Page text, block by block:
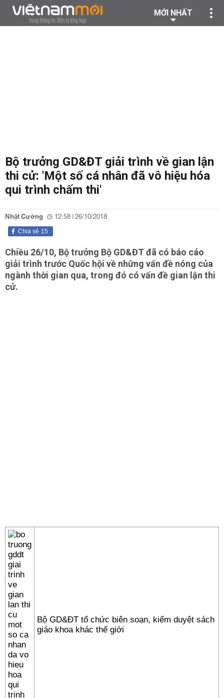
MỚI NHẤT
Bộ trưởng GD&ĐT giải trình về gian lận
thi cử: 'Một số cá nhân đã vô hiệu hóa
qui trình chấm thi'
Nhật Cường 12:58 | 26/10/2018
15
Chia sẻ
Chiều 26/10, Bộ trưởng Bộ GD&ĐT đã có báo cáo
giải trình trước Quốc hội về những vấn đề nóng của
ngành thời gian qua, trong đó có vấn đề gian lận thi
cử.
Bộ GD&ĐT tổ chức biên soạn, kiểm duyệt sách
giáo khoa khác thế giới